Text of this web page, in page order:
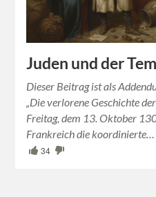
Juden und der
Dieser Beitrag ist als
„Die verlorene Geschichte
Freitag, dem 13. Oktober
Frankreich die koordinierte…
34